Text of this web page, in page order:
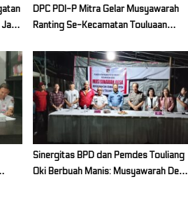
DPC PDI-P Mitra Gelar Musyawarah
Ranting Se-Kecamatan Touluaan
Sinergitas BPD dan Pemdes Touliang
Oki Berbuah Manis: Musyawarah Desa